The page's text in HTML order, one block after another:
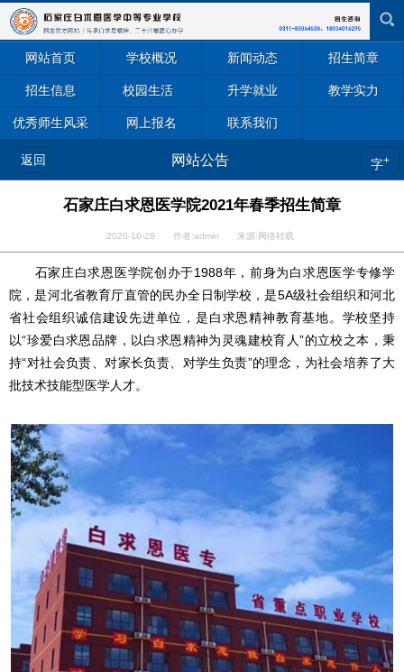
网站首页 学校概况 新闻动态 招生简章
招生信息 校园生活 升学就业 教学实力
优秀师生风采 网上报名 联系我们
返回 网站公告 字+
石家庄白求恩医学院2021年春季招生简章
2020-10-28 作者:admin 来源:网络转载
石家庄白求恩医学院创办于1988年，前身为白求恩医学专修学
院，是河北省教育厅直管的民办全日制学校，是5A级社会组织和河北
省社会组织诚信建设先进单位，是白求恩精神教育基地。学校坚持
以“珍爱白求恩品牌，以白求恩精神为灵魂建校育人”的立校之本，秉
持“对社会负责、对家长负责、对学生负责”的理念，为社会培养了大
批技术技能型医学人才。